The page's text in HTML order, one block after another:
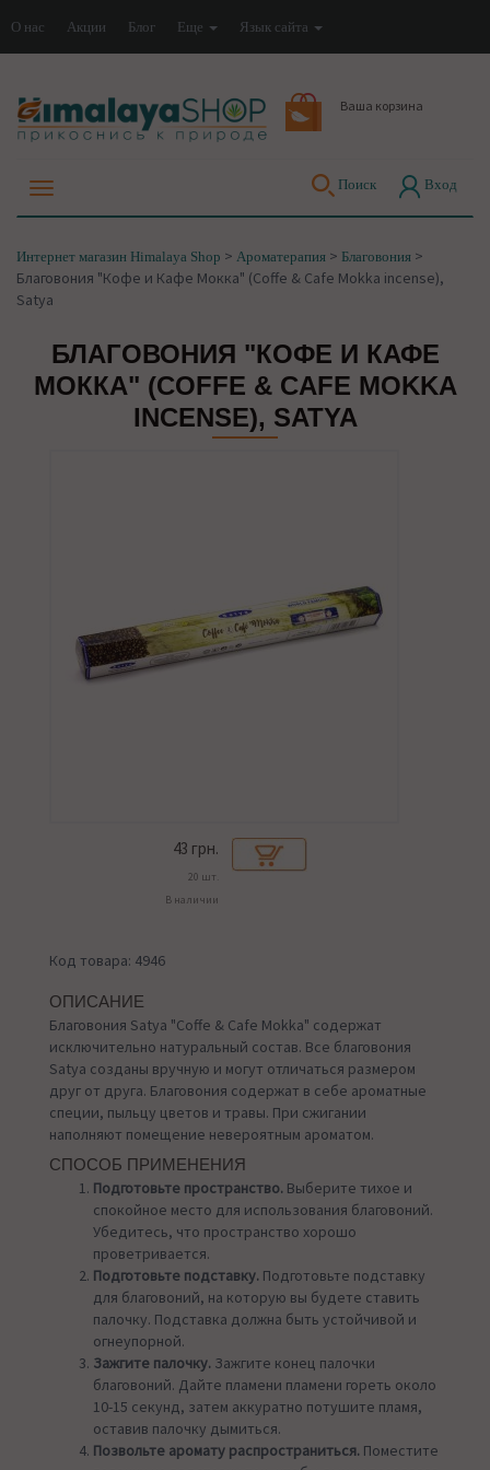
О нас Акции Блог Еще Язык сайта
Ваша корзина
Поиск Вход
Интернет магазин Himalaya Shop > Ароматерапия > Благовония >
Благовония "Кофе и Кафе Мокка" (Coffe & Cafe Mokka incense),
Satya
БЛАГОВОНИЯ "КОФЕ И КАФЕ
МОККА" (COFFE & CAFE MOKKA
INCENSE), SATYA
43 грн.
20 шт.
В наличии
Код товара: 4946
ОПИСАНИЕ
Благовония Satya "Coffe & Cafe Mokka" содержат
исключительно натуральный состав. Все благовония
Satya созданы вручную и могут отличаться размером
друг от друга. Благовония содержат в себе ароматные
специи, пыльцу цветов и травы. При сжигании
наполняют помещение невероятным ароматом.
СПОСОБ ПРИМЕНЕНИЯ
Подготовьте пространство. Выберите тихое и
спокойное место для использования благовоний.
Убедитесь, что пространство хорошо
проветривается.
Подготовьте подставку. Подготовьте подставку
для благовоний, на которую вы будете ставить
палочку. Подставка должна быть устойчивой и
огнеупорной.
Зажгите палочку. Зажгите конец палочки
благовоний. Дайте пламени пламени гореть около
10-15 секунд, затем аккуратно потушите пламя,
оставив палочку дымиться.
Позвольте аромату распространиться. Поместите